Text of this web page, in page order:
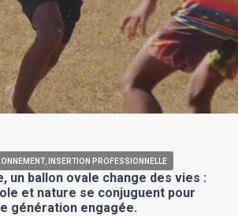
INSERTION PROFESSIONNELLE
un ballon ovale change des vies :
et nature se conjuguent pour
génération engagée.